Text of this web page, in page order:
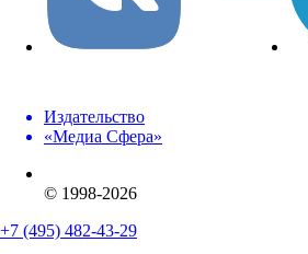
Издательство
«Медиа Сфера»
© 1998-2026
+7 (495) 482-43-29